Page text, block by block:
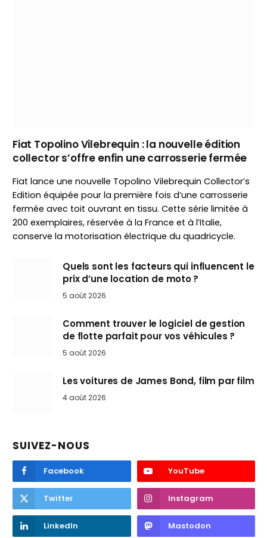
Fiat Topolino Vilebrequin : la nouvelle édition
collector s’offre enfin une carrosserie fermée
Fiat lance une nouvelle Topolino Vilebrequin Collector’s
Edition équipée pour la première fois d’une carrosserie
fermée avec toit ouvrant en tissu. Cette série limitée à
200 exemplaires, réservée à la France et à l’Italie,
conserve la motorisation électrique du quadricycle.
Quels sont les facteurs qui influencent le
prix d’une location de moto ?
5 août 2026
Comment trouver le logiciel de gestion
de flotte parfait pour vos véhicules ?
5 août 2026
Les voitures de James Bond, film par film
4 août 2026
SUIVEZ-NOUS
Facebook YouTube
Twitter Instagram
LinkedIn Mastodon